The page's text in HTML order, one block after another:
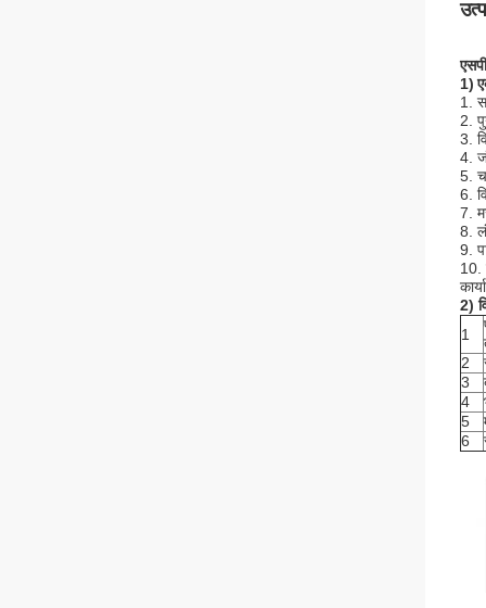
1)
1.
2.
3.
4.
5.
6.
7.
8.
9.
10.
2)
1
2
3
4
5
6